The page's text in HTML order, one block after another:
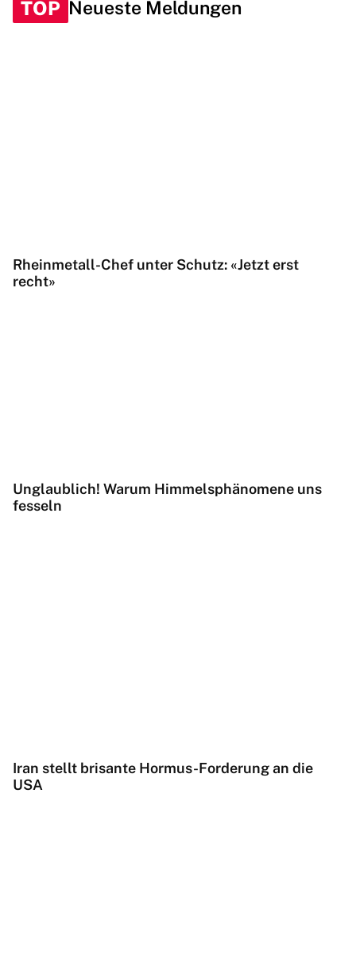
TOP Neueste Meldungen
Rheinmetall-Chef unter Schutz: «Jetzt erst
recht»
Unglaublich! Warum Himmelsphänomene uns
fesseln
Iran stellt brisante Hormus-Forderung an die
USA